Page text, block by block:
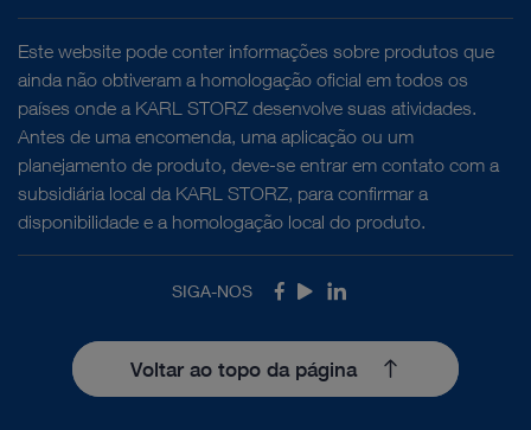
Este website pode conter informações sobre produtos que
ainda não obtiveram a homologação oficial em todos os
países onde a KARL STORZ desenvolve suas atividades.
Antes de uma encomenda, uma aplicação ou um
planejamento de produto, deve-se entrar em contato com a
subsidiária local da KARL STORZ, para confirmar a
disponibilidade e a homologação local do produto.
SIGA-NOS Facebook
YoutubeLinkedIn
Voltar ao topo da página